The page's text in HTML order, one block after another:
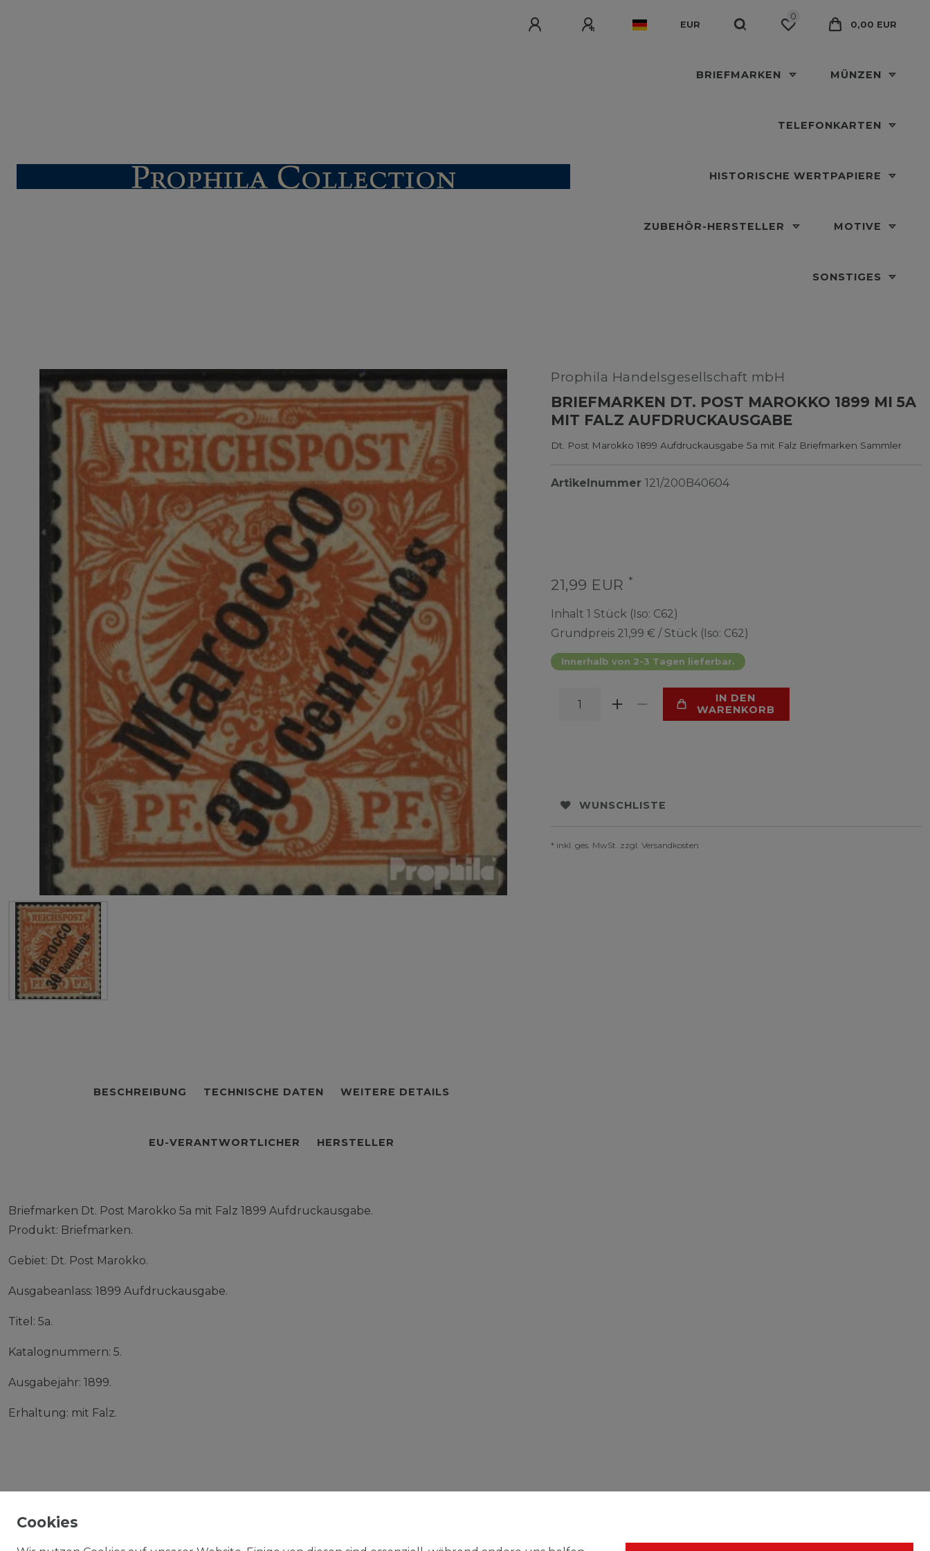
EUR
0
0,00 EUR
BRIEFMARKEN MÜNZEN
TELEFONKARTEN
HISTORISCHE WERTPAPIERE
ZUBEHÖR-HERSTELLER MOTIVE
SONSTIGES
Prophila Handelsgesellschaft mbH
BRIEFMARKEN DT. POST MAROKKO 1899 MI 5A
MIT FALZ AUFDRUCKAUSGABE
Dt. Post Marokko 1899 Aufdruckausgabe 5a mit Falz Briefmarken Sammler
Artikelnummer 121/200B40604
21,99 EUR *
Inhalt 1 Stück (Iso: C62)
Grundpreis 21,99 € / Stück (Iso: C62)
Innerhalb von 2-3 Tagen lieferbar.
IN DEN
WARENKORB
WUNSCHLISTE
* inkl. ges. MwSt. zzgl. Versandkosten
BESCHREIBUNG TECHNISCHE DATEN WEITERE DETAILS
EU-VERANTWORTLICHER HERSTELLER
Briefmarken Dt. Post Marokko 5a mit Falz 1899 Aufdruckausgabe.
Produkt: Briefmarken.
Gebiet: Dt. Post Marokko.
Ausgabeanlass: 1899 Aufdruckausgabe.
Titel: 5a.
Katalognummern: 5.
Ausgabejahr: 1899.
Erhaltung: mit Falz.
Cookies